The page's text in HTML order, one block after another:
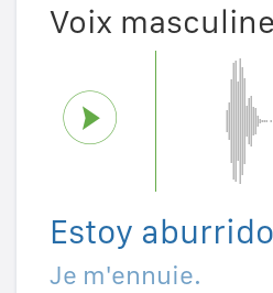
Voix masculine
Estoy
Je m'ennuie.